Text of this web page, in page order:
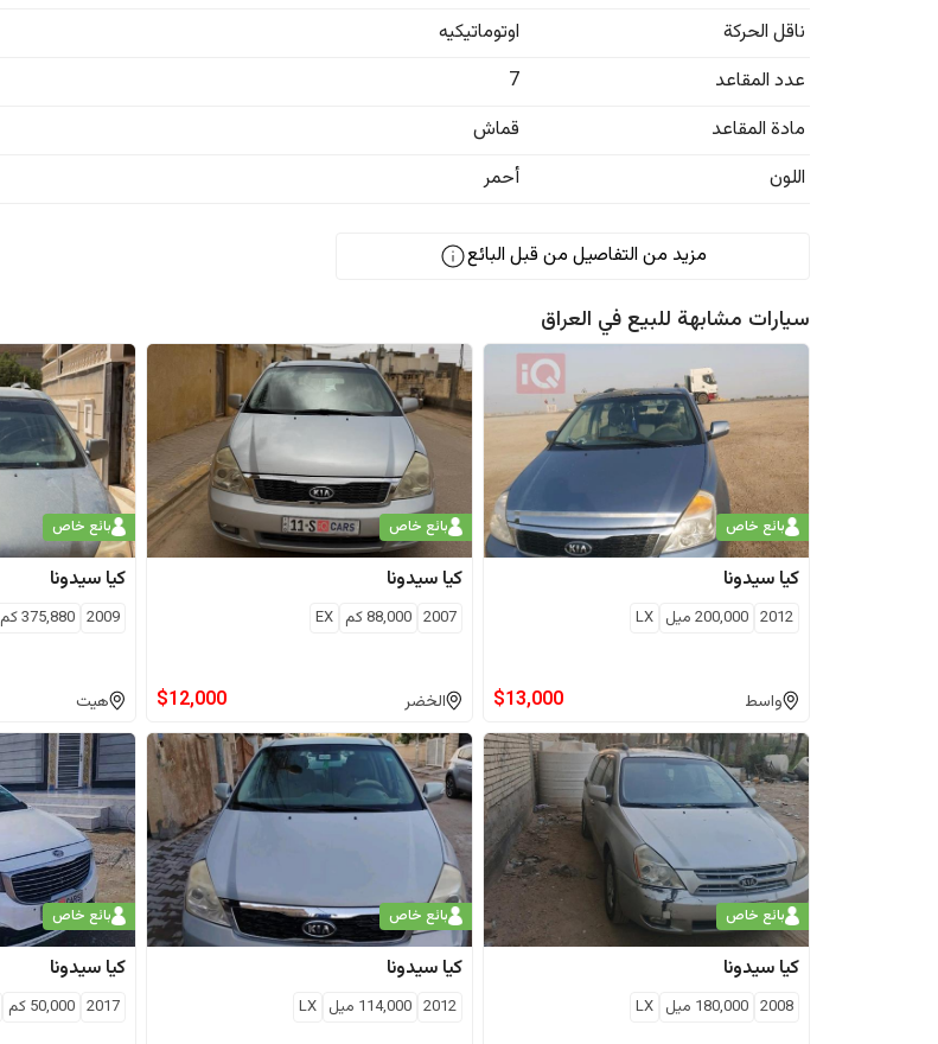
ناقل الحركة
اوتوماتيكيه
عدد المقاعد
7
مادة المقاعد
قماش
اللون
أحمر
مزيد من التفاصيل من قبل البائع
سيارات مشابهة للبيع في العراق
بائع خاص
كيا سيدونا
2012
200,000 ميل LX
واسط $13,000
بائع خاص
كيا سيدونا
2007
88,000كم EX
الخضر $12,000
بائع خاص
كيا سيدونا
2009
375,880كم
هيت
بائع خاص
كيا سيدونا
2008
180,000 ميل LX
بائع خاص
كيا سيدونا
2012
114,000 ميل LX
بائع خاص
كيا سيدونا
2017
50,000 كم